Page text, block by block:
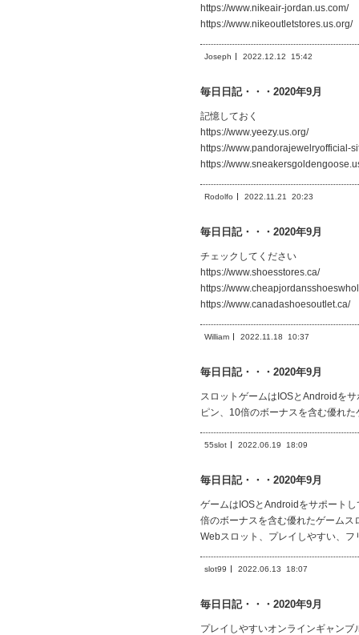
https://www.nikeair-jordan.us.com/
https://www.nikeoutletstores.us.org/
Joseph 2022.12.12 15:42
毎日日記・・・2020年9月
記憶しておく
https://www.yeezy.us.org/
https://www.pandorajewelryofficial-
https://
Rodolfo 2022.11.21 20:23
毎日日記・・・2020年9月
チェックしてください
https://www.shoesstores.ca/
https://
https://www.canadashoesoutlet.ca/
William 2022.11.18 10:37
毎日日記・・・2020年9月
スロットゲームはIOSとAndroidを
ピン、10倍のボーナスを含む優れ
55slot 2022.06.19 18:09
毎日日記・・・2020年9月
ゲームはIOSとAndroidをサポート
倍のボーナスを含む優れたゲームス
Webスロット、プレイしやすい、
slot99 2022.06.13 18:07
毎日日記・・・2020年9月
プレイしやすいオンラインギャン